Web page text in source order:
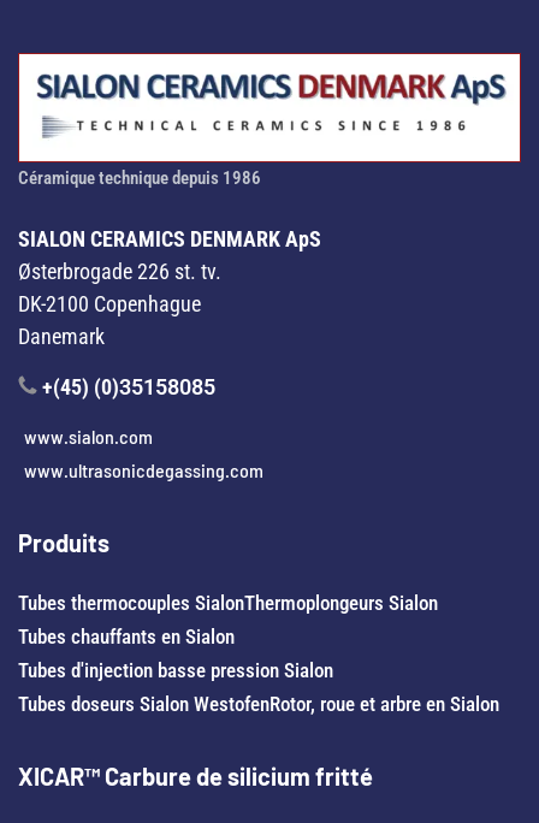
Céramique technique depuis 1986
SIALON CERAMICS DENMARK ApS
Østerbrogade 226 st. tv.
DK-2100 Copenhague
Danemark
+(45) (0)35158085
www.sialon.com
www.ultrasonicdegassing.com
Produits
Tubes thermocouples SialonThermoplongeurs Sialon
Tubes chauffants en Sialon
Tubes d'injection basse pression Sialon
Tubes doseurs Sialon WestofenRotor, roue et arbre en Sialon
XICAR™ Carbure de silicium fritté